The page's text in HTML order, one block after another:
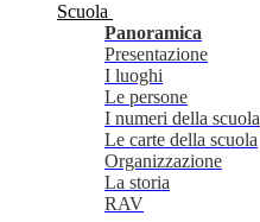
Scuola
Panoramica
Presentazione
I luoghi
Le persone
I numeri della scuola
Le carte della scuola
Organizzazione
La storia
RAV